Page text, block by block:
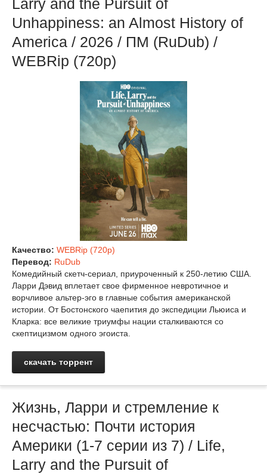
Larry and the Pursuit of
Unhappiness: an Almost History of
America / 2026 / ПМ (RuDub) /
WEBRip (720р)
Качество: WEBRip (720p)
Перевод: RuDub
Комедийный скетч-сериал, приуроченный к 250-летию США.
Ларри Дэвид вплетает свое фирменное невротичное и
ворчливое альтер-эго в главные события американской
истории. От Бостонского чаепития до экспедиции Льюиса и
Кларка: все великие триумфы нации сталкиваются со
скептицизмом одного эгоиста.
скачать торрент
Жизнь, Ларри и стремление к
несчастью: Почти история
Америки (1-7 серии из 7) / Life,
Larry and the Pursuit of